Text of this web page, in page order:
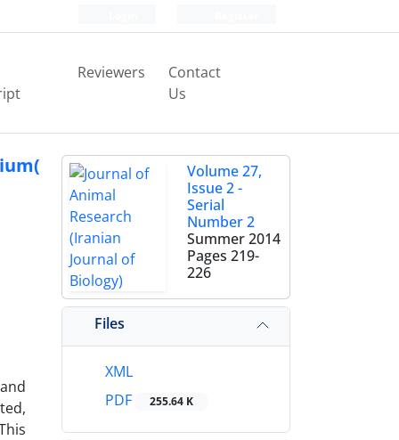
Reviewers
Contact
Us
Volume 27,
Issue 2 -
Serial
Number 2
Summer 2014
Pages 219-
226
Files
XML
PDF
255.64 K